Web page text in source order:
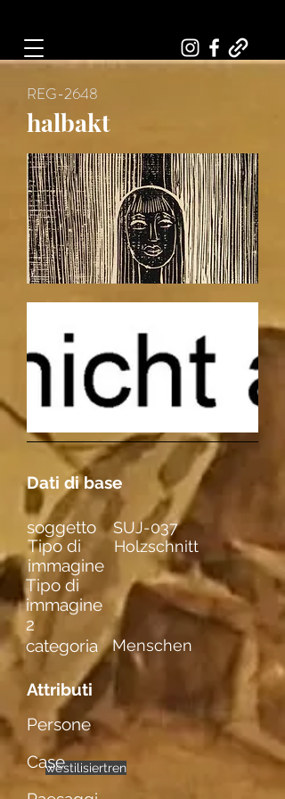
REG-2648
halbakt
Dati di base
Tipo di
immagine
Holzschnitt
Tipo di
immagine
2
categoria
Menschen
Attributi
Persone
einzelne
weibl. Figuren
Akte
stilisiert
Case
soggetto SUJ-037